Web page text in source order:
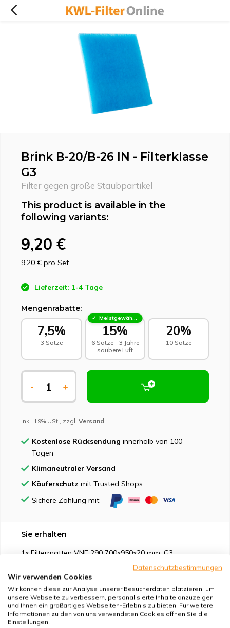
Brink B-20/B-26 IN - Filterklasse
G3
Filter gegen große Staubpartikel
This product is available in the
following variants:
9,20 €
9,20 € pro Set
Lieferzeit: 1-4 Tage
Mengenrabatte:
7,5%
3 Sätze
Meistgewählt - Nachhaltige Wahl
15%
6 Sätze - 3 Jahre
saubere Luft
20%
10 Sätze
- +
Inkl. 19% USt., zzgl. Versand
Kostenlose Rücksendung innerhalb von 100
Tagen
Klimaneutraler Versand
Käuferschutz mit Trusted Shops
Sichere Zahlung mit:
Sie erhalten
1x Filtermatten VNF 290 700x950x20 mm. G3
Geeignet für
Datenschutzbestimmungen
Wir verwenden Cookies
Wir können diese zur Analyse unserer Besucherdaten platzieren, um
unsere Webseite zu verbessern, personalisierte Inhalte anzuzeigen
und Ihnen ein großartiges Webseiten-Erlebnis zu bieten. Für weitere
Informationen zu den von uns verwendeten Cookies öffnen Sie die
Einstellungen.